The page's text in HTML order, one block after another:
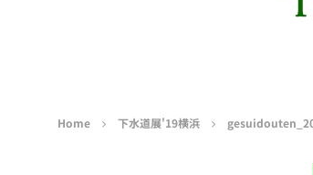
Home 下水道展'19横浜